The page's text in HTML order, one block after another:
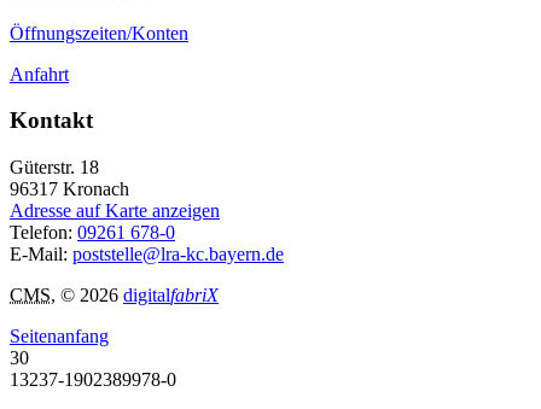
Öffnungszeiten/Konten
Anfahrt
Kontakt
Güterstr. 18
96317 Kronach
Adresse auf Karte anzeigen
Telefon: 09261 678-0
E-Mail: poststelle@lra-kc.bayern.de
CMS, © 2026 digitalfabriX
Seitenanfang
30
13237-1902389978-0